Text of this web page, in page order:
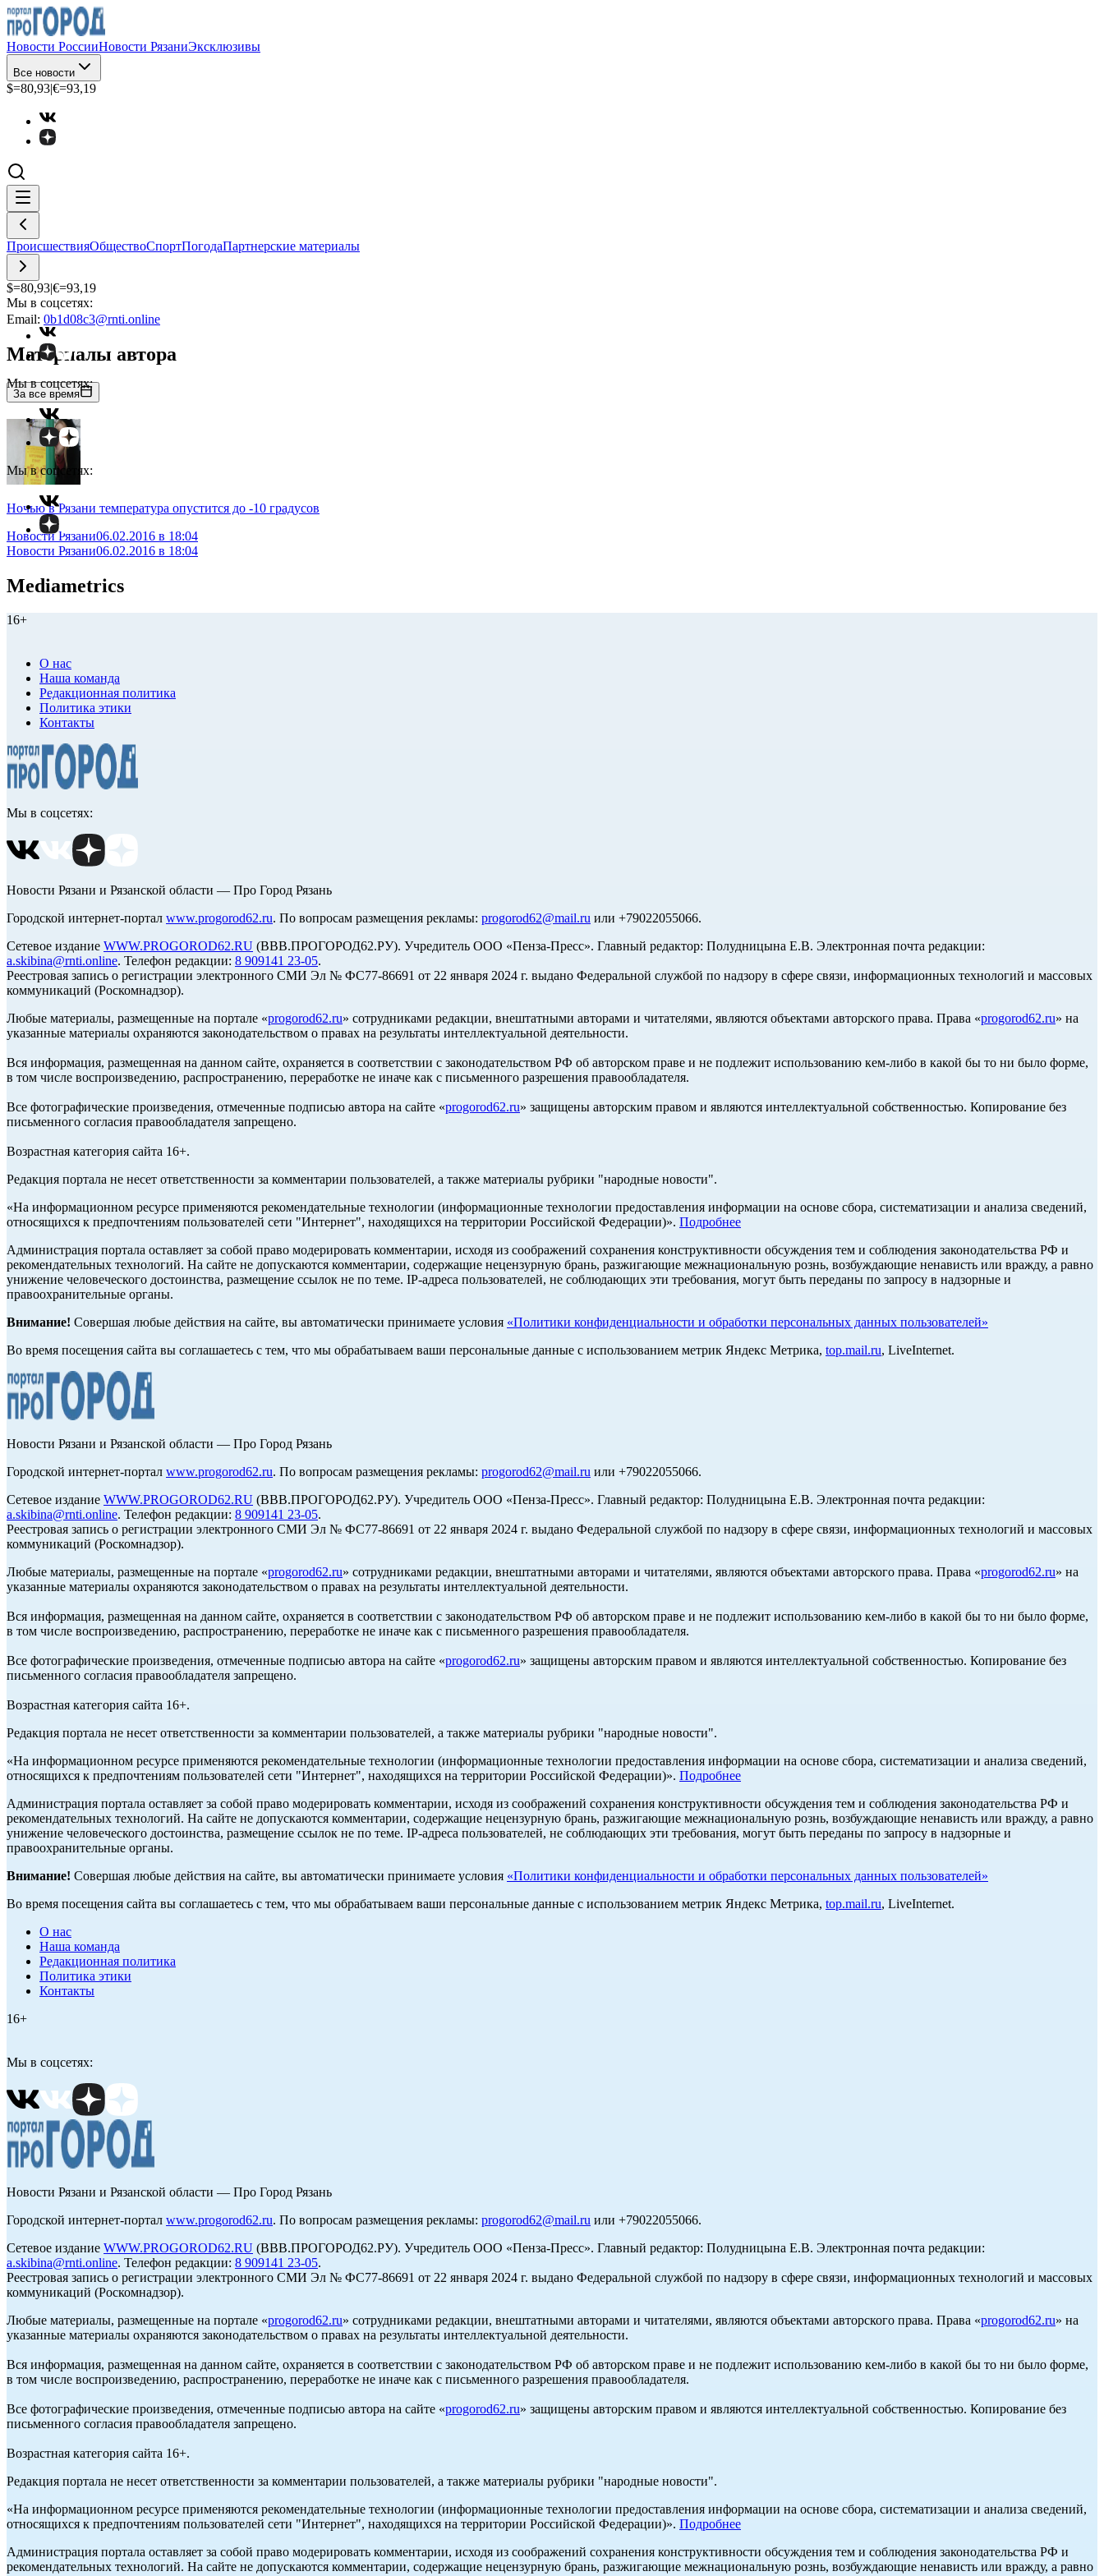
Новости РоссииНовости РязаниЭксклюзивы
Все новости
$=80,93|€=93,19
ПроисшествияОбществоСпортПогодаПартнерские материалы
$=80,93|€=93,19
Мы в соцсетях:
Мы в соцсетях:
Мы в соцсетях:
Email: 0b1d08c3@rnti.online
Материалы автора
За все время
Ночью в Рязани температура опустится до -10 градусов
Новости Рязани06.02.2016 в 18:04
Новости Рязани06.02.2016 в 18:04
Mediametrics
16+
О нас
Наша команда
Редакционная политика
Политика этики
Контакты
Мы в соцсетях:
Новости Рязани и Рязанской области — Про Город Рязань
Городской интернет-портал www.progorod62.ru. По вопросам размещения рекламы: progorod62@mail.ru или +79022055066.
Сетевое издание WWW.PROGOROD62.RU (ВВВ.ПРОГОРОД62.РУ). Учредитель ООО «Пенза-Пресс». Главный редактор: Полудницына Е.В. Электронная почта редакции:
a.skibina@rnti.online. Телефон редакции: 8 909141 23-05.
Реестровая запись о регистрации электронного СМИ Эл № ФС77-86691 от 22 января 2024 г. выдано Федеральной службой по надзору в сфере связи, информационных технологий и массовых
коммуникаций (Роскомнадзор).
Любые материалы, размещенные на портале «progorod62.ru» сотрудниками редакции, внештатными авторами и читателями, являются объектами авторского права. Права «progorod62.ru» на
указанные материалы охраняются законодательством о правах на результаты интеллектуальной деятельности.
Вся информация, размещенная на данном сайте, охраняется в соответствии с законодательством РФ об авторском праве и не подлежит использованию кем-либо в какой бы то ни было форме,
в том числе воспроизведению, распространению, переработке не иначе как с письменного разрешения правообладателя.
Все фотографические произведения, отмеченные подписью автора на сайте «progorod62.ru» защищены авторским правом и являются интеллектуальной собственностью. Копирование без
письменного согласия правообладателя запрещено.
Возрастная категория сайта 16+.
Редакция портала не несет ответственности за комментарии пользователей, а также материалы рубрики "народные новости".
«На информационном ресурсе применяются рекомендательные технологии (информационные технологии предоставления информации на основе сбора, систематизации и анализа сведений,
относящихся к предпочтениям пользователей сети "Интернет", находящихся на территории Российской Федерации)». Подробнее
Администрация портала оставляет за собой право модерировать комментарии, исходя из соображений сохранения конструктивности обсуждения тем и соблюдения законодательства РФ и
рекомендательных технологий. На сайте не допускаются комментарии, содержащие нецензурную брань, разжигающие межнациональную рознь, возбуждающие ненависть или вражду, а равно
унижение человеческого достоинства, размещение ссылок не по теме. IP-адреса пользователей, не соблюдающих эти требования, могут быть переданы по запросу в надзорные и
правоохранительные органы.
Внимание! Совершая любые действия на сайте, вы автоматически принимаете условия «Политики конфиденциальности и обработки персональных данных пользователей»
Во время посещения сайта вы соглашаетесь с тем, что мы обрабатываем ваши персональные данные с использованием метрик Яндекс Метрика, top.mail.ru, LiveInternet.
Новости Рязани и Рязанской области — Про Город Рязань
Городской интернет-портал www.progorod62.ru. По вопросам размещения рекламы: progorod62@mail.ru или +79022055066.
Сетевое издание WWW.PROGOROD62.RU (ВВВ.ПРОГОРОД62.РУ). Учредитель ООО «Пенза-Пресс». Главный редактор: Полудницына Е.В. Электронная почта редакции:
a.skibina@rnti.online. Телефон редакции: 8 909141 23-05.
Реестровая запись о регистрации электронного СМИ Эл № ФС77-86691 от 22 января 2024 г. выдано Федеральной службой по надзору в сфере связи, информационных технологий и массовых
коммуникаций (Роскомнадзор).
Любые материалы, размещенные на портале «progorod62.ru» сотрудниками редакции, внештатными авторами и читателями, являются объектами авторского права. Права «progorod62.ru» на
указанные материалы охраняются законодательством о правах на результаты интеллектуальной деятельности.
Вся информация, размещенная на данном сайте, охраняется в соответствии с законодательством РФ об авторском праве и не подлежит использованию кем-либо в какой бы то ни было форме,
в том числе воспроизведению, распространению, переработке не иначе как с письменного разрешения правообладателя.
Все фотографические произведения, отмеченные подписью автора на сайте «progorod62.ru» защищены авторским правом и являются интеллектуальной собственностью. Копирование без
письменного согласия правообладателя запрещено.
Возрастная категория сайта 16+.
Редакция портала не несет ответственности за комментарии пользователей, а также материалы рубрики "народные новости".
«На информационном ресурсе применяются рекомендательные технологии (информационные технологии предоставления информации на основе сбора, систематизации и анализа сведений,
относящихся к предпочтениям пользователей сети "Интернет", находящихся на территории Российской Федерации)». Подробнее
Администрация портала оставляет за собой право модерировать комментарии, исходя из соображений сохранения конструктивности обсуждения тем и соблюдения законодательства РФ и
рекомендательных технологий. На сайте не допускаются комментарии, содержащие нецензурную брань, разжигающие межнациональную рознь, возбуждающие ненависть или вражду, а равно
унижение человеческого достоинства, размещение ссылок не по теме. IP-адреса пользователей, не соблюдающих эти требования, могут быть переданы по запросу в надзорные и
правоохранительные органы.
Внимание! Совершая любые действия на сайте, вы автоматически принимаете условия «Политики конфиденциальности и обработки персональных данных пользователей»
Во время посещения сайта вы соглашаетесь с тем, что мы обрабатываем ваши персональные данные с использованием метрик Яндекс Метрика, top.mail.ru, LiveInternet.
О нас
Наша команда
Редакционная политика
Политика этики
Контакты
16+
Мы в соцсетях:
Новости Рязани и Рязанской области — Про Город Рязань
Городской интернет-портал www.progorod62.ru. По вопросам размещения рекламы: progorod62@mail.ru или +79022055066.
Сетевое издание WWW.PROGOROD62.RU (ВВВ.ПРОГОРОД62.РУ). Учредитель ООО «Пенза-Пресс». Главный редактор: Полудницына Е.В. Электронная почта редакции:
a.skibina@rnti.online. Телефон редакции: 8 909141 23-05.
Реестровая запись о регистрации электронного СМИ Эл № ФС77-86691 от 22 января 2024 г. выдано Федеральной службой по надзору в сфере связи, информационных технологий и массовых
коммуникаций (Роскомнадзор).
Любые материалы, размещенные на портале «progorod62.ru» сотрудниками редакции, внештатными авторами и читателями, являются объектами авторского права. Права «progorod62.ru» на
указанные материалы охраняются законодательством о правах на результаты интеллектуальной деятельности.
Вся информация, размещенная на данном сайте, охраняется в соответствии с законодательством РФ об авторском праве и не подлежит использованию кем-либо в какой бы то ни было форме,
в том числе воспроизведению, распространению, переработке не иначе как с письменного разрешения правообладателя.
Все фотографические произведения, отмеченные подписью автора на сайте «progorod62.ru» защищены авторским правом и являются интеллектуальной собственностью. Копирование без
письменного согласия правообладателя запрещено.
Возрастная категория сайта 16+.
Редакция портала не несет ответственности за комментарии пользователей, а также материалы рубрики "народные новости".
«На информационном ресурсе применяются рекомендательные технологии (информационные технологии предоставления информации на основе сбора, систематизации и анализа сведений,
относящихся к предпочтениям пользователей сети "Интернет", находящихся на территории Российской Федерации)». Подробнее
Администрация портала оставляет за собой право модерировать комментарии, исходя из соображений сохранения конструктивности обсуждения тем и соблюдения законодательства РФ и
рекомендательных технологий. На сайте не допускаются комментарии, содержащие нецензурную брань, разжигающие межнациональную рознь, возбуждающие ненависть или вражду, а равно